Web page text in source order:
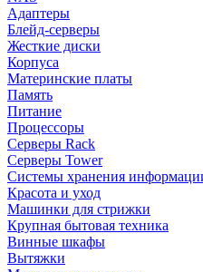
Адаптеры
Блейд-серверы
Жесткие диски
Корпуса
Материнские платы
Память
Питание
Процессоры
Серверы Rack
Серверы Tower
Системы хранения
Красота и уход
Машинки для стрижки
Крупная бытовая техника
Винные шкафы
Вытяжки